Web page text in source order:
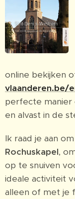
online bekijken
vlaanderen.be/
perfecte manier
en alvast in de
Ik raad je aan
Rochuskapel,
op te snuiven
ideale activiteit
alleen of met je